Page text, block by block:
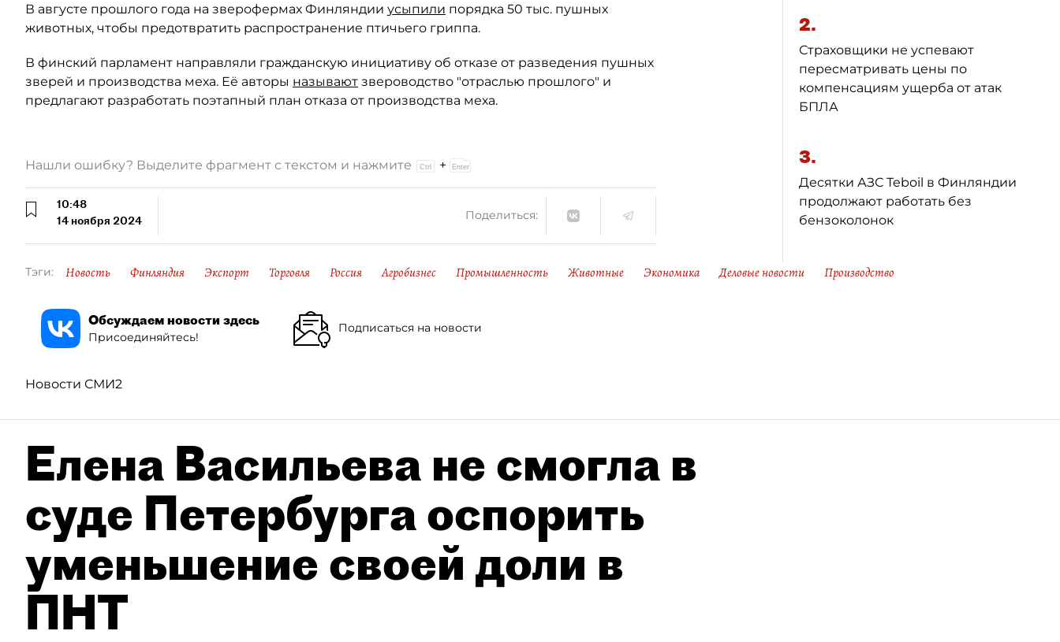
В августе прошлого года на зверофермах Финляндии усыпили порядка 50 тыс. пушных
животных, чтобы предотвратить распространение птичьего гриппа.
В финский парламент направляли гражданскую инициативу об отказе от разведения пушных
зверей и производства меха. Её авторы называют звероводство "отраслью прошлого" и
предлагают разработать поэтапный план отказа от производства меха.
2.
Страховщики не успевают
пересматривать цены по
компенсациям ущерба от атак
БПЛА
3.
Десятки АЗС Teboil в Финляндии
продолжают работать без
бензоколонок
Нашли ошибку? Выделите фрагмент с текстом и нажмите +
10:48
14 ноября 2024
Поделиться:
Тэги: Новость Финляндия Экспорт Торговля Россия Агробизнес Промышленность Животные Экономика Деловые новости Производство
Обсуждаем новости здесь
Присоединяйтесь!
Подписаться на новости
Новости СМИ2
Елена Васильева не смогла в
суде Петербурга оспорить
уменьшение своей доли в
ПНТ